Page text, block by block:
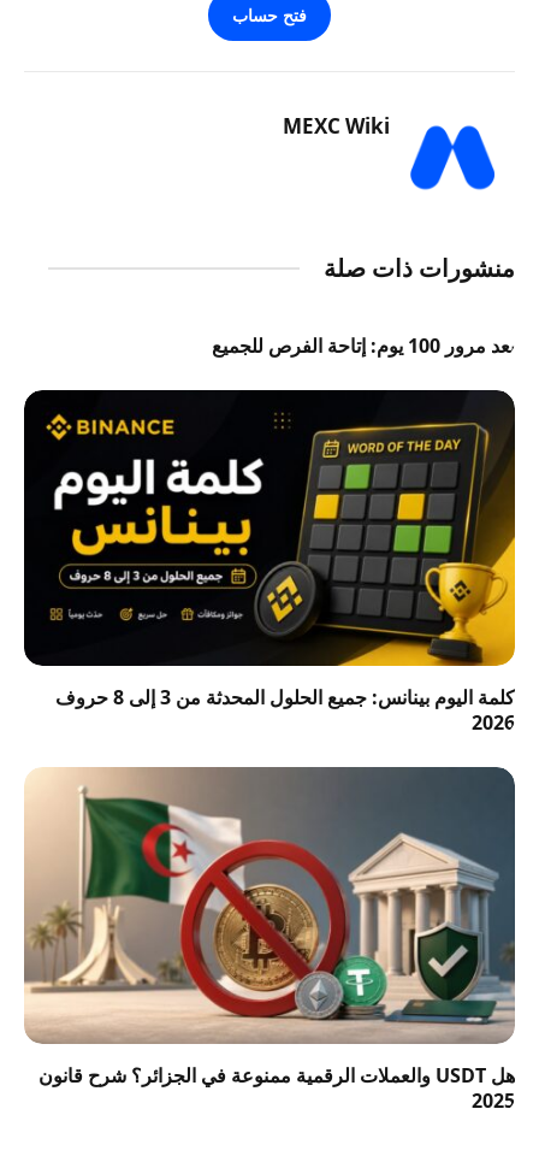
فتح حساب
MEXC Wiki
منشورات ذات صلة
بعد مرور 100 يوم: إتاحة الفرص للجميع
كلمة اليوم بينانس: جميع الحلول المحدثة من 3 إلى 8 حروف
2026
هل USDT والعملات الرقمية ممنوعة في الجزائر؟ شرح قانون
2025